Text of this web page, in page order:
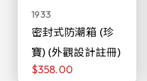
1933
密封式防潮箱 (珍
寶) (外觀設計註冊)
$358.00